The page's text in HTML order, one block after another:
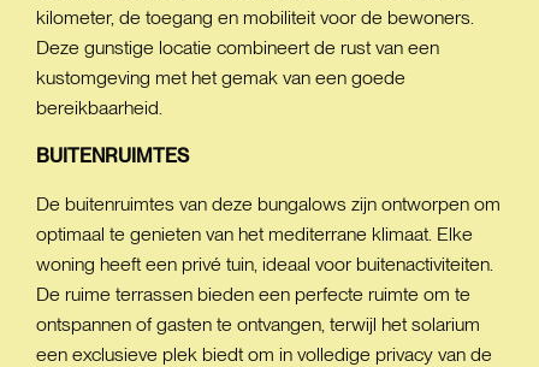
kilometer, de toegang en mobiliteit voor de bewoners.
Deze gunstige locatie combineert de rust van een
kustomgeving met het gemak van een goede
bereikbaarheid.
BUITENRUIMTES
De buitenruimtes van deze bungalows zijn ontworpen om
optimaal te genieten van het mediterrane klimaat. Elke
woning heeft een privé tuin, ideaal voor buitenactiviteiten.
De ruime terrassen bieden een perfecte ruimte om te
ontspannen of gasten te ontvangen, terwijl het solarium
een exclusieve plek biedt om in volledige privacy van de